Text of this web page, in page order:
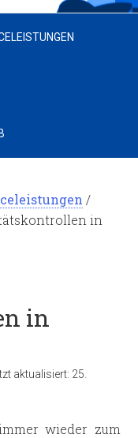
/
in
in
aktualisiert: 25.
wieder zum